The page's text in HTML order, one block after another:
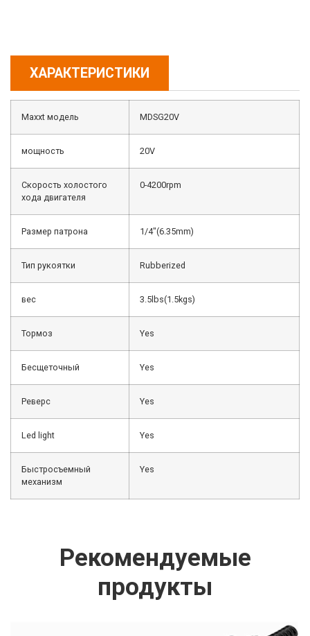
ХАРАКТЕРИСТИКИ
Maxxt модель MDSG20V
мощность 20V
Скорость холостого
хода двигателя
0-4200rpm
Размер патрона 1/4″(6.35mm)
Тип рукоятки Rubberized
вес 3.5lbs(1.5kgs)
Тормоз Yes
Бесщеточный Yes
Реверс Yes
Led light Yes
Быстросъемный
механизм
Yes
Рекомендуемые
продукты